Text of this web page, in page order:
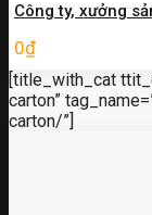
Công ty, xưởng
0₫
[title_with_cat
carton”
carton/”]